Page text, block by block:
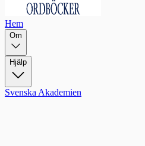
Hem
Om
Hjälp
Svenska Akademien